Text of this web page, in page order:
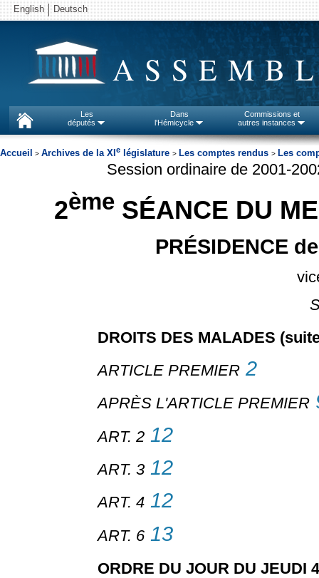
English Deutsch
Les
députés
Dans
l'Hémicycle
Commissions et
autres instances
Accueil > Archives de la XI e législature > Les comptes rendus > Les
Session ordinaire de 2001-
2ème SÉANCE DU
PRÉSIDENCE
DROITS DES MALADES
ARTICLE PREMIER 2
APRÈS L'ARTICLE PREMIER
ART. 2 12
ART. 3 12
ART. 4 12
ART. 6 13
ORDRE DU JOUR DU JEUDI